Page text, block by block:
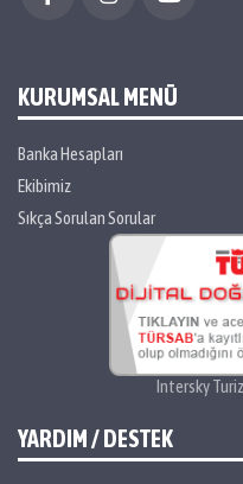
KURUMSAL MENÜ
Banka Hesapları
Ekibimiz
Sıkça Sorulan Sorular
Intersky
YARDIM / DESTEK